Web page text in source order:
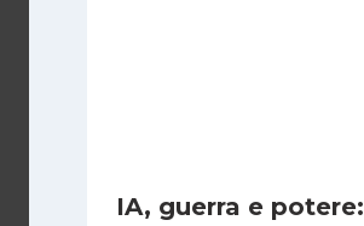
IA, guerra e potere: